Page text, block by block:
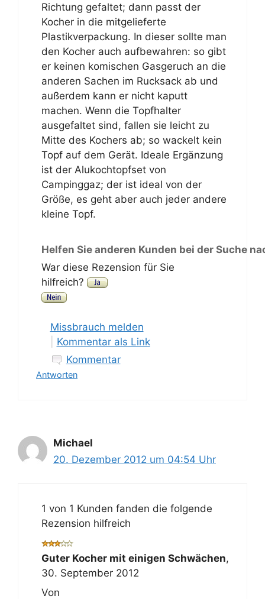
Richtung gefaltet; dann passt der
Kocher in die mitgelieferte
Plastikverpackung. In dieser sollte man
den Kocher auch aufbewahren: so gibt
er keinen komischen Gasgeruch an die
anderen Sachen im Rucksack ab und
außerdem kann er nicht kaputt
machen. Wenn die Topfhalter
ausgefaltet sind, fallen sie leicht zu
Mitte des Kochers ab; so wackelt kein
Topf auf dem Gerät. Ideale Ergänzung
ist der Alukochtopfset von
Campinggaz; der ist ideal von der
Größe, es geht aber auch jeder andere
kleine Topf.
Helfen Sie anderen Kunden bei der Suche
War diese Rezension für Sie
hilfreich?
Missbrauch melden
Kommentar als Link
Kommentar
Antworten
Michael
20. Dezember 2012 um 04:54 Uhr
1 von 1 Kunden fanden die folgende
Rezension hilfreich
Guter Kocher mit einigen Schwächen,
30. September 2012
Von